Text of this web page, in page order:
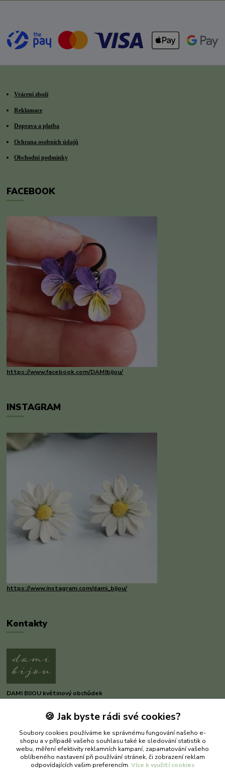
Vrácení zboží
Reklamace
Doprava a platba
Ochrana osobních údajů
Obchodní podmínky
FACEBOOK
https://www.facebook.com/DAMIbijou/
INSTAGRAM
https://www.instagram.com/dami_bijou/
Kontakty
DAMI BIJOU květinový obchůdek
Dana Michnerová
(Po-Pá, 8-16 hod.)
dami-bijou@seznam.cz
🍪 Jak byste rádi své cookies?
Soubory cookies používáme ke správnému fungování našeho e-
shopu a v případě vašeho souhlasu také ke sledování statistik o
webu, měření efektivity reklamních kampaní, zapamatování vašeho
oblíbeného nastavení při používání stránek, či zobrazení reklam
odpovídajících vašim preferencím. Více k využití cookies